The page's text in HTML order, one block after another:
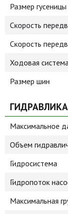
Размер гусеницы
Скорость
Скорость
Ходовая
Размер шин
ГИДРАВЛИКА
Максимальное
Объем
Гидросистема
Гидропоток
Максимальная